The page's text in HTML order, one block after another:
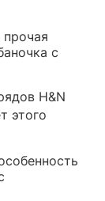
с
H&N
этого